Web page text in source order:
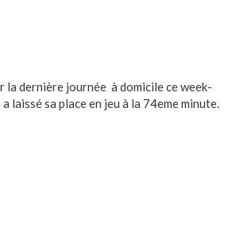
dernière journée à domicile ce week-
laissé sa place en jeu à la 74eme minute.